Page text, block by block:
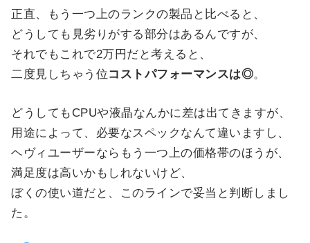
正直、もう一つ上のランクの製品と比べると、
どうしても見劣りがする部分はあるんですが、
それでもこれで2万円だと考えると、
二度見しちゃう位コストパフォーマンスは◎。
どうしてもCPUや液晶なんかに差は出てきますが、
用途によって、必要なスペックなんて違いますし、
ヘヴィユーザーならもう一つ上の価格帯のほうが、
満足度は高いかもしれないけど、
ぼくの使い道だと、このラインで妥当と判断しまし
た。